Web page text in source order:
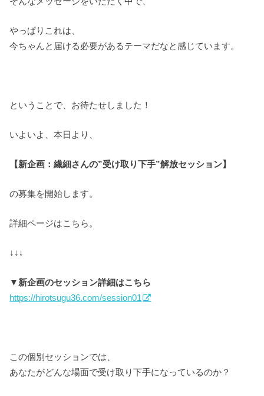
やっぱりこれは、
今ちゃんと届ける必要があるテーマだなと感じています。
ということで、お待たせしました！
いよいよ、本日より、
【新企画：繊細さんの”受け取り下手”解放セッション】
の募集を開始します。
詳細ページはこちら。
↓↓↓
▼新企画のセッション詳細はこちら
https://hirotsugu36.com/session01
この個別セッションでは、
あなたがどんな場面で受け取り下手になっているのか？